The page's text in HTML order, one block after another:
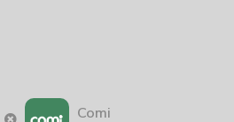
Comi